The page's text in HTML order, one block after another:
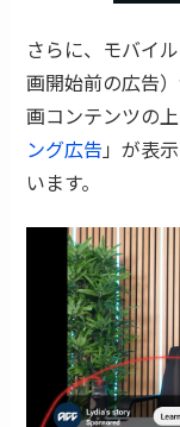
さらに、モバイ
画開始前の広告
画コンテンツの
ング広告 」が表
います。